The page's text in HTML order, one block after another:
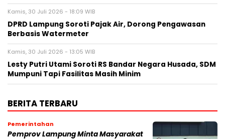
Kamis, 30 Juli 2026 - 18:09 WIB
DPRD Lampung Soroti Pajak Air, Dorong Pengawasan
Berbasis Watermeter
Kamis, 30 Juli 2026 - 13:05 WIB
Lesty Putri Utami Soroti RS Bandar Negara Husada, SDM
Mumpuni Tapi Fasilitas Masih Minim
BERITA TERBARU
Pemerintahan
Pemprov Lampung Minta Masyarakat